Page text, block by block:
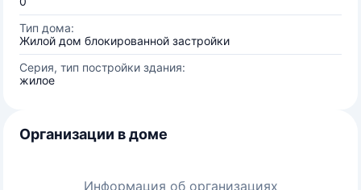
Тип дома:
Жилой дом блокированной застройки
Серия, тип постройки здания:
жилое
Организации в доме
Информация об организациях